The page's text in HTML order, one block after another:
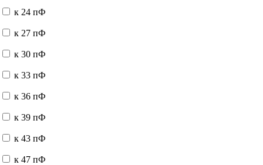
к 24 пФ
к 27 пФ
к 30 пФ
к 33 пФ
к 36 пФ
к 39 пФ
к 43 пФ
к 47 пФ